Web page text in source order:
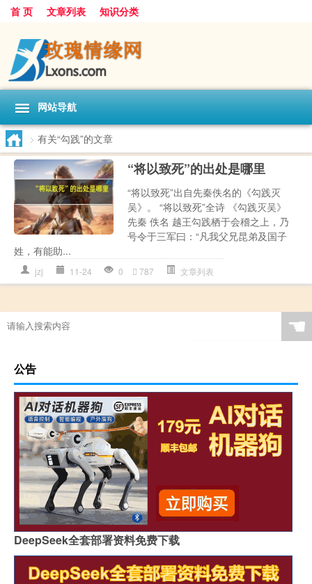
首 页 文章列表 知识分类
网站导航
> 有关“勾践”的文章
“将以致死”的出处是哪里
“将以致死”出自先秦佚名的《勾践灭
吴》。 “将以致死”全诗 《勾践灭吴》
先秦 佚名 越王勾践栖于会稽之上，乃
号令于三军曰：“凡我父兄昆弟及国子
姓，有能助...
jzj 11-24 0 787 文章列表
☚
公告
DeepSeek全套部署资料免费下载